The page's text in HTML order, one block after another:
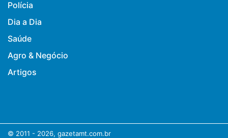
Polícia
Dia a Dia
Saúde
Agro & Negócio
Artigos
© 2011 - 2026, gazetamt.com.br